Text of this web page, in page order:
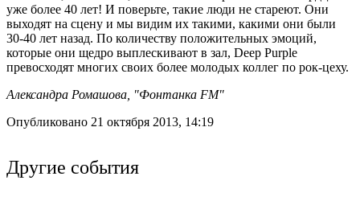
уже более 40 лет! И поверьте, такие люди не стареют. Они
выходят на сцену и мы видим их такими, какими они были
30-40 лет назад. По количеству положительных эмоций,
которые они щедро выплескивают в зал, Deep Purple
превосходят многих своих более молодых коллег по рок-цеху.
Александра Ромашова, "Фонтанка FM"
Опубликовано 21 октября 2013, 14:19
Другие события